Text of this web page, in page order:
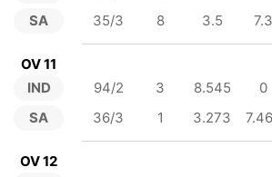
SA
35/3
8 3.5 7.3
OV 11
IND
SA
94/2 3 8.545 0
36/3
1 3.273
OV 12